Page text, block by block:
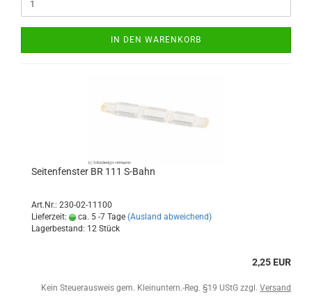
IN DEN WARENKORB
Seitenfenster BR 111 S-Bahn
Art.Nr.: 230-02-11100
Lieferzeit:
ca. 5 -7 Tage (Ausland abweichend)
Lagerbestand: 12 Stück
2,25 EUR
Kein Steuerausweis gem. Kleinuntern.-Reg. §19 UStG zzgl. Versand